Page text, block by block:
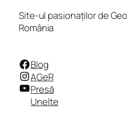
Site-ul pasionaților de
România
Facebook
Instagram
YouTube
Blog
AGeR
Presă
Unelte